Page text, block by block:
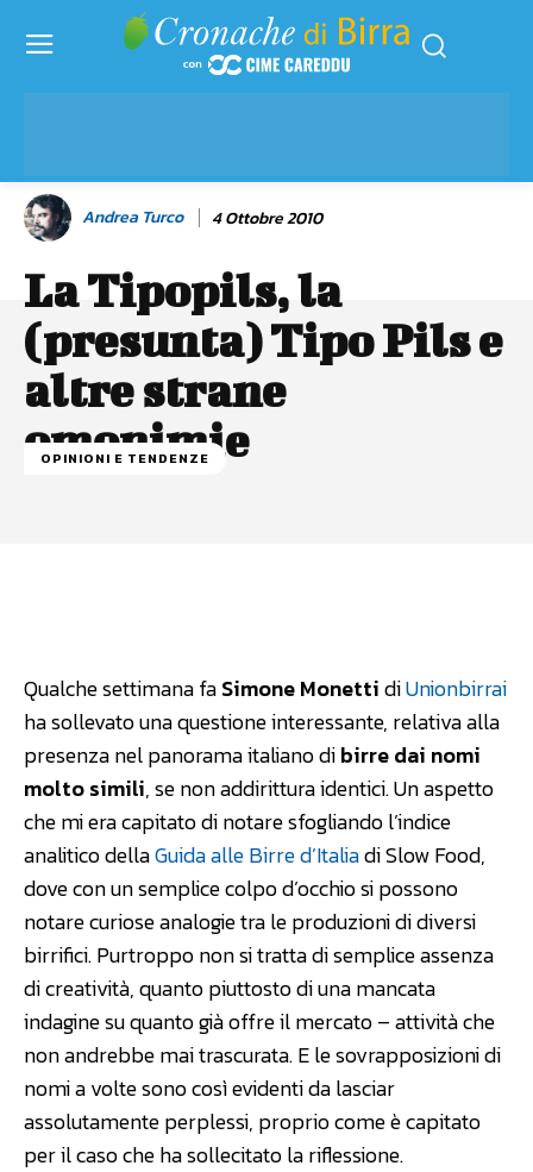
Andrea Turco 4 Ottobre 2010
La Tipopils, la
(presunta) Tipo Pils e
altre strane
omonimie
OPINIONI E TENDENZE
Qualche settimana faSimone MonettidiUnionbirrai
ha sollevato una questione interessante, relativa alla
presenza nel panorama italiano dibirre dai nomi
molto simili, se non addirittura identici. Un aspetto
che mi era capitato di notare sfogliando l’indice
analitico dellaGuida alle Birre d’Italiadi Slow Food,
dove con un semplice colpo d’occhio si possono
notare curiose analogie tra le produzioni di diversi
birrifici. Purtroppo non si tratta di semplice assenza
di creatività, quanto piuttosto di una mancata
indagine su quanto già offre il mercato – attività che
non andrebbe mai trascurata. E le sovrapposizioni di
nomi a volte sono così evidenti da lasciar
assolutamente perplessi, proprio come è capitato
per il caso che ha sollecitato la riflessione.